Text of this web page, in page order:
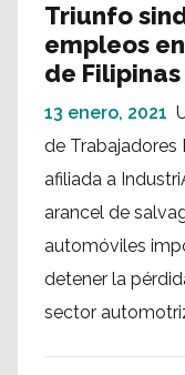
Triunfo
empleos
de Filipinas
13 enero, 2021
de Trabajadores
afiliada a
arancel de
automóviles
detener la
sector